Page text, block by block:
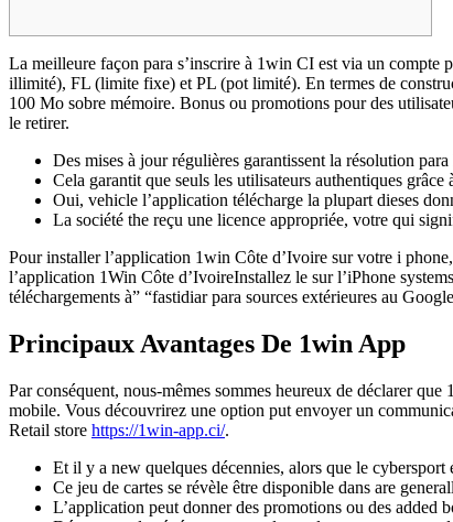
La meilleure façon para s’inscrire à 1win CI est via un compte
illimité), FL (limite fixe) et PL (pot limité). En termes de
100 Mo sobre mémoire. Bonus ou promotions pour des
le retirer.
Des mises à jour régulières garantissent la résolution
Cela garantit que seuls les utilisateurs authentiques
Oui, vehicle l’application télécharge la plupart dieses
La société the reçu une licence appropriée, votre qui
Pour installer l’application 1win Côte d’Ivoire sur votre i
l’application 1Win Côte d’IvoireInstallez le sur l’iPhone
téléchargements à” “fastidiar para sources extérieures au
Principaux Avantages De 1win App
Par conséquent, nous-mêmes sommes heureux de déclarer
mobile. Vous découvrirez une option put envoyer un
Retail store https://1win-app.ci/.
Et il y a new quelques décennies, alors que le
Ce jeu de cartes se révèle être disponible dans are
L’application peut donner des promotions ou des added